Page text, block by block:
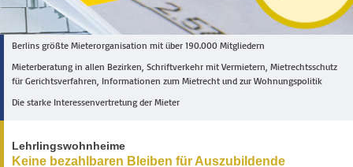
Berlins größte Mieterorganisation mit über 190.000 Mitgliedern
Mieterberatung in allen Bezirken, Schriftverkehr mit Vermietern, Mietrechtsschutz
für Gerichtsverfahren, Informationen zum Mietrecht und zur Wohnungspolitik
Die starke Interessenvertretung der Mieter
Lehrlingswohnheime
Keine bezahlbaren Bleiben für Auszubildende